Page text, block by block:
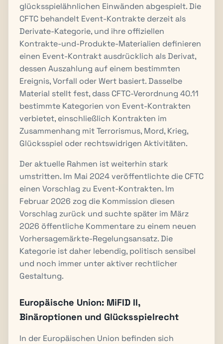
glücksspielähnlichen Einwänden abgespielt. Die
CFTC behandelt Event-Kontrakte derzeit als
Derivate-Kategorie, und ihre offiziellen
Kontrakte-und-Produkte-Materialien definieren
einen Event-Kontrakt ausdrücklich als Derivat,
dessen Auszahlung auf einem bestimmten
Ereignis, Vorfall oder Wert basiert. Dasselbe
Material stellt fest, dass CFTC-Verordnung 40.11
bestimmte Kategorien von Event-Kontrakten
verbietet, einschließlich Kontrakten im
Zusammenhang mit Terrorismus, Mord, Krieg,
Glücksspiel oder rechtswidrigen Aktivitäten.
Der aktuelle Rahmen ist weiterhin stark
umstritten. Im Mai 2024 veröffentlichte die CFTC
einen Vorschlag zu Event-Kontrakten. Im
Februar 2026 zog die Kommission diesen
Vorschlag zurück und suchte später im März
2026 öffentliche Kommentare zu einem neuen
Vorhersagemärkte-Regelungsansatz. Die
Kategorie ist daher lebendig, politisch sensibel
und noch immer unter aktiver rechtlicher
Gestaltung.
Europäische Union: MiFID II,
Binäroptionen und Glücksspielrecht
In der Europäischen Union befinden sich